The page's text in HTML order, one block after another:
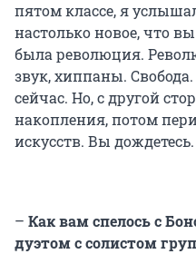
пятом классе, я
настолько новое, что
была революция.
звук, хиппаны.
сейчас. Но, с другой
накопления, потом
искусств. Вы
– Как вам спелось с
дуэтом с солистом